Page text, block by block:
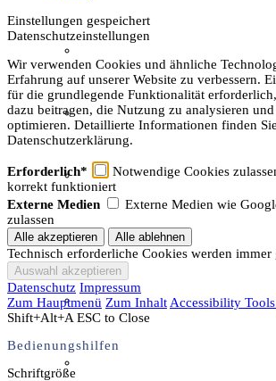
Besichtigung & Führungen
Aktionen & Veranstaltungen
Außerschulischer Lernort
Unser Team & Mitmachen
Einstellungen gespeichert
Datenschutzeinstellungen
Wir verwenden Cookies und ähnliche
Erfahrung auf unserer Website zu verbessern.
für die grundlegende Funktionalität
dazu beitragen, die Nutzung zu analysieren
optimieren. Detaillierte Informationen finden
Datenschutzerklärung.
Erforderlich*
Notwendige Cookies
korrekt funktioniert
Externe Medien
Externe Medien wie
zulassen
Technisch erforderliche Cookies werden immer
Datenschutz Impressum
Zum Hauptmenü Zum Inhalt Accessibility
Shift+Alt+A ESC to Close
Bedienungshilfen
Schriftgröße